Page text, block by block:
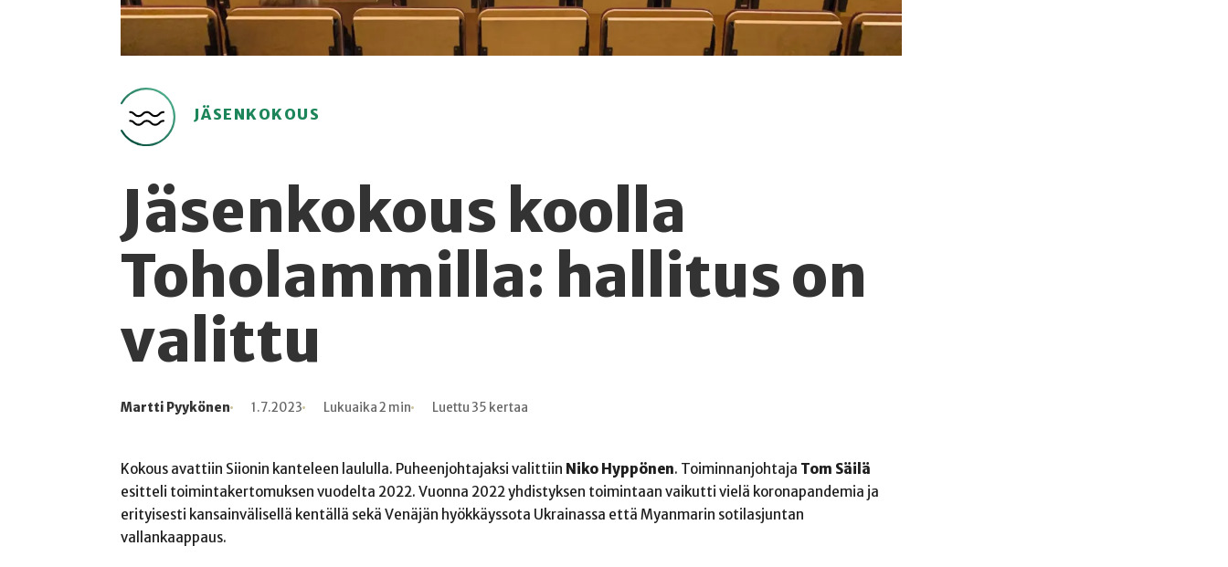
JÄSENKOKOUS
Jäsenkokous koolla
Toholammilla: hallitus on
valittu
Kirjoittaja
Martti Pyykönen
Julkaistu 1.7.2023
Lukuaika Lukuaika 2 min
Lukukertoja Luettu 35 kertaa
Kokous avattiin Siionin kanteleen laululla. Puheenjohtajaksi valittiin Niko Hyppönen. Toiminnanjohtaja Tom Säilä
esitteli toimintakertomuksen vuodelta 2022. Vuonna 2022 yhdistyksen toimintaan vaikutti vielä koronapandemia ja
erityisesti kansainvälisellä kentällä sekä Venäjän hyökkäyssota Ukrainassa että Myanmarin sotilasjuntan
vallankaappaus.